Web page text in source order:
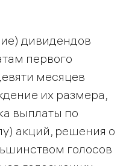
дивидендов
первого
месяцев
их размера,
выплаты по
акций, решения о
голосов